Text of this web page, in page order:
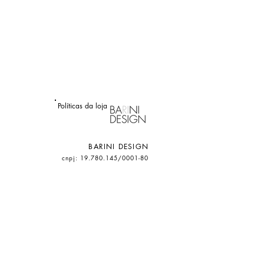
Políticas da loja
BARINI DESIGN
cnpj: 19.780.145/0001-80